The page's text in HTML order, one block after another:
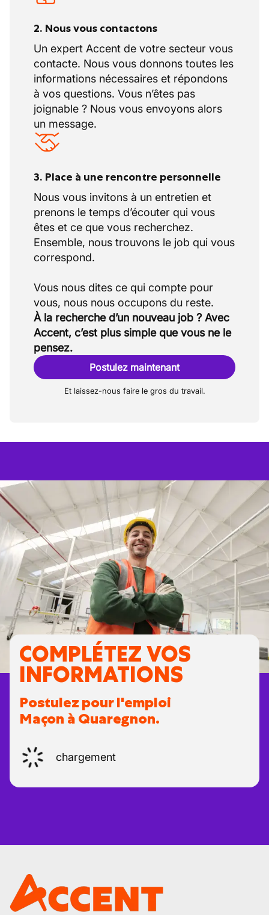
2. Nous vous contactons
Un expert Accent de votre secteur vous
contacte. Nous vous donnons toutes les
informations nécessaires et répondons
à vos questions. Vous n’êtes pas
joignable ? Nous vous envoyons alors
un message.
3. Place à une rencontre personnelle
Nous vous invitons à un entretien et
prenons le temps d’écouter qui vous
êtes et ce que vous recherchez.
Ensemble, nous trouvons le job qui vous
correspond.
Vous nous dites ce qui compte pour
À la recherche d’un nouveau job ? Avec
Accent, c’est plus simple que vous ne le
pensez.
Postulez maintenant
Et laissez-nous faire le gros du travail.
COMPLÉTEZ VOS
INFORMATIONS
Postulez pour l'emploi
Maçon à Quaregnon.
chargement